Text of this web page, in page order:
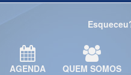
AGENDA QUEM SOMOS